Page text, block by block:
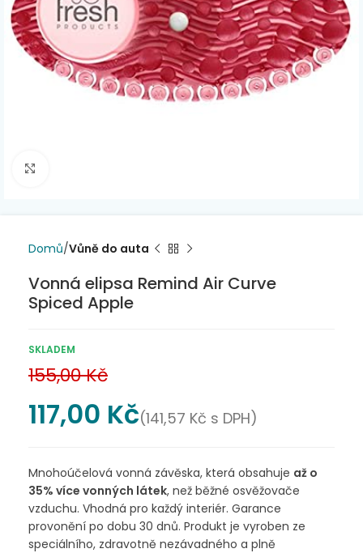
Domů Vůně do auta
Vonná elipsa Remind Air Curve
Spiced Apple
SKLADEM
155,00Kč
117,00 Kč(141,57 Kč s DPH)
Mnohoúčelová vonná závěska, která obsahuje až o
35% více vonných látek, než běžné osvěžovače
vzduchu. Vhodná pro každý interiér. Garance
provonění po dobu 30 dnů. Produkt je vyroben ze
speciálního, zdravotně nezávadného a plně